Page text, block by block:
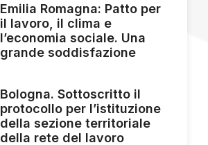
Emilia Romagna: Patto per
il lavoro, il clima e
l’economia sociale. Una
grande soddisfazione
Bologna. Sottoscritto il
protocollo per l’istituzione
della sezione territoriale
della rete del lavoro